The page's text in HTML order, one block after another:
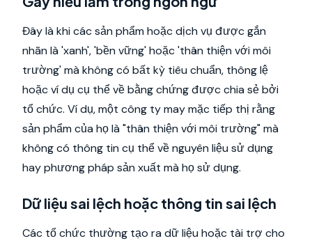
Đây là khi các sản phẩm hoặc dịch vụ được gắn
nhãn là 'xanh', 'bền vững' hoặc 'thân thiện với môi
trường' mà không có bất kỳ tiêu chuẩn, thông lệ
hoặc ví dụ cụ thể về bằng chứng được chia sẻ bởi
tổ chức. Ví dụ, một công ty may mặc tiếp thị rằng
sản phẩm của họ là "thân thiện với môi trường" mà
không có thông tin cụ thể về nguyên liệu sử dụng
hay phương pháp sản xuất mà họ sử dụng.
Dữ liệu sai lệch hoặc thông tin sai lệch
Các tổ chức thường tạo ra dữ liệu hoặc tài trợ cho